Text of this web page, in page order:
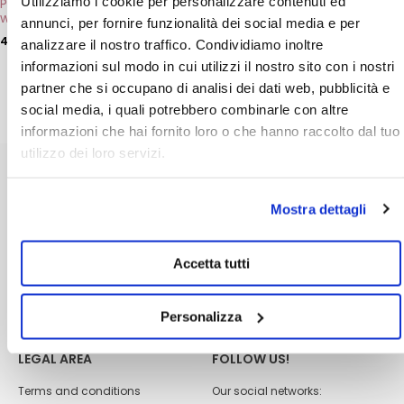
annunci, per fornire funzionalità dei social media e per
analizzare il nostro traffico. Condividiamo inoltre
informazioni sul modo in cui utilizzi il nostro sito con i nostri
partner che si occupano di analisi dei dati web, pubblicità e
social media, i quali potrebbero combinarle con altre
informazioni che hai fornito loro o che hanno raccolto dal tuo
utilizzo dei loro servizi.
Mostra dettagli
Accetta tutti
Personalizza
Protective Hand Cream
with Argan Oil
4,00€
ADD
page
Payment methods
Contacts
Become a reseller
Quality policy
LEGAL AREA
Terms and conditions
FOLLOW US!
Our social networks: